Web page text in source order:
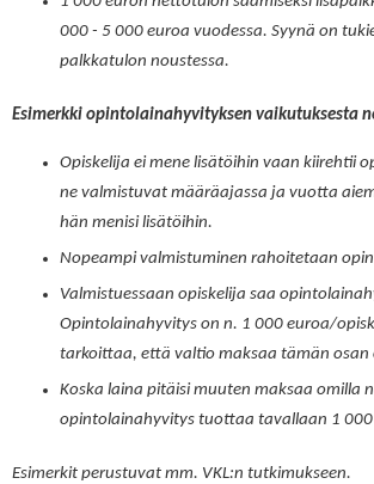
000 - 5 000 euroa vuodessa. Syynä on
palkkatulon noustessa.
Esimerkki opintolainahyvityksen vaikutuksesta
Opiskelija ei mene lisätöihin vaan kiirehtii
ne valmistuvat määräajassa ja vuotta
hän menisi lisätöihin.
Nopeampi valmistuminen rahoitetaan
Valmistuessaan opiskelija saa
Opintolainahyvitys on n. 1 000 euroa/
tarkoittaa, että valtio maksaa tämän osan
Koska laina pitäisi muuten maksaa omilla
opintolainahyvitys tuottaa tavallaan 1
Esimerkit perustuvat mm. VKL:n tutkimukseen.